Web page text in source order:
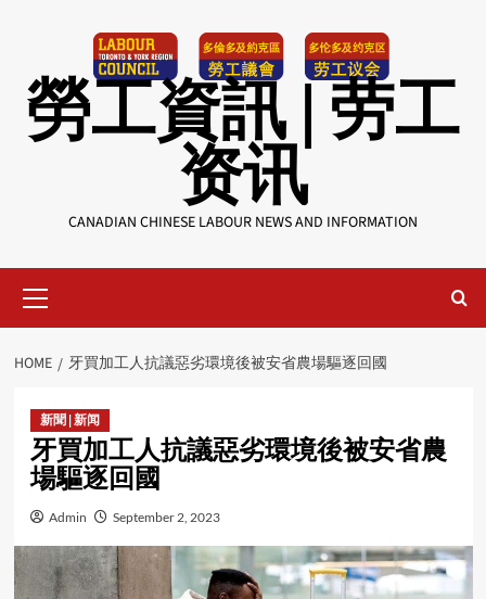
勞工資訊 | 劳工
资讯
CANADIAN CHINESE LABOUR NEWS AND INFORMATION
Menu
HOME 牙買加工人抗議惡劣環境後被安省農場驅逐回國
新聞 | 新闻
牙買加工人抗議惡劣環境後被安省農
場驅逐回國
Admin September 2, 2023